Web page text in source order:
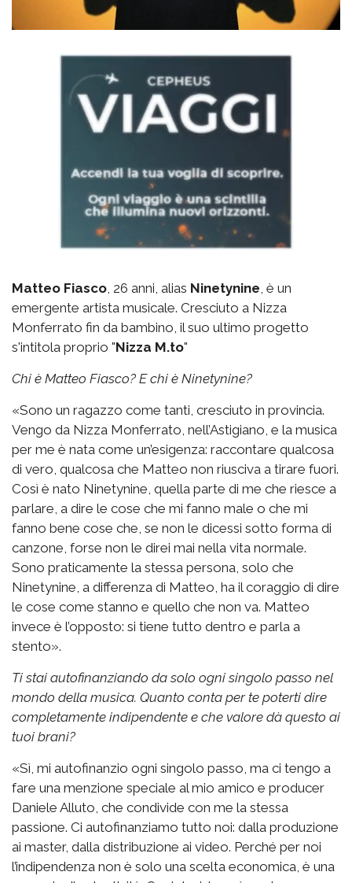
Matteo Fiasco , 26 anni, alias Ninetynine , è un
emergente artista musicale. Cresciuto a Nizza
Monferrato fin da bambino, il suo ultimo progetto
s'intitola proprio "Nizza M.to"
Chi è Matteo Fiasco? E chi è Ninetynine?
«Sono un ragazzo come tanti, cresciuto in provincia.
Vengo da Nizza Monferrato, nell’Astigiano, e la musica
per me è nata come un’esigenza: raccontare qualcosa
di vero, qualcosa che Matteo non riusciva a tirare fuori.
Così è nato Ninetynine, quella parte di me che riesce a
parlare, a dire le cose che mi fanno male o che mi
fanno bene cose che, se non le dicessi sotto forma di
canzone, forse non le direi mai nella vita normale.
Sono praticamente la stessa persona, solo che
Ninetynine, a differenza di Matteo, ha il coraggio di dire
le cose come stanno e quello che non va. Matteo
invece è l’opposto: si tiene tutto dentro e parla a
stento».
Ti stai autofinanziando da solo ogni singolo passo nel
mondo della musica. Quanto conta per te poterti dire
completamente indipendente e che valore dà questo ai
tuoi brani?
«Sì, mi autofinanzio ogni singolo passo, ma ci tengo a
fare una menzione speciale al mio amico e producer
Daniele Alluto, che condivide con me la stessa
passione. Ci autofinanziamo tutto noi: dalla produzione
ai master, dalla distribuzione ai video. Perché per noi
l’indipendenza non è solo una scelta economica, è una